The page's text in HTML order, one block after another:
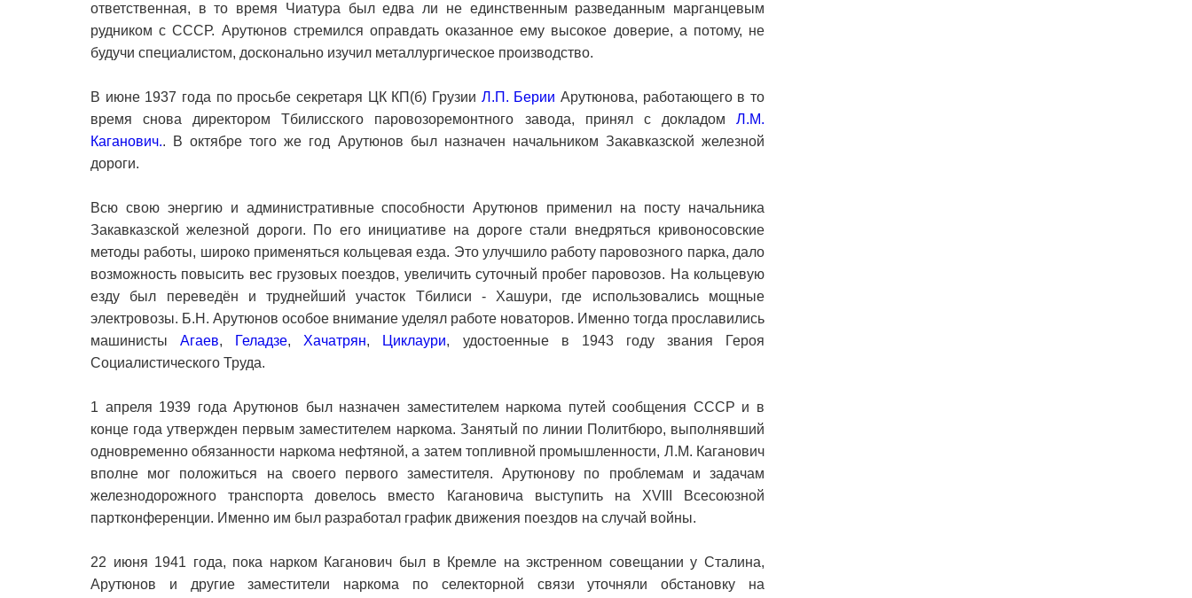
ответственная, в то время Чиатура был едва ли не единственным разведанным марганцевым
рудником с СССР. Арутюнов стремился оправдать оказанное ему высокое доверие, а потому, не
будучи специалистом, досконально изучил металлургическое производство.
В июне 1937 года по просьбе секретаря ЦК КП(б) Грузии Л.П. Берии Арутюнова, работающего в то
время снова директором Тбилисского паровозоремонтного завода, принял с докладом Л.М.
Каганович.. В октябре того же год Арутюнов был назначен начальником Закавказской железной
дороги.
Всю свою энергию и административные способности Арутюнов применил на посту начальника
Закавказской железной дороги. По его инициативе на дороге стали внедряться кривоносовские
методы работы, широко применяться кольцевая езда. Это улучшило работу паровозного парка, дало
возможность повысить вес грузовых поездов, увеличить суточный пробег паровозов. На кольцевую
езду был переведён и труднейший участок Тбилиси - Хашури, где использовались мощные
электровозы. Б.Н. Арутюнов особое внимание уделял работе новаторов. Именно тогда прославились
машинистыАгаев, Геладзе, Хачатрян, Циклаури, удостоенные в 1943 году звания Героя
Социалистического Труда.
1 апреля 1939 года Арутюнов был назначен заместителем наркома путей сообщения СССР и в
конце года утвержден первым заместителем наркома. Занятый по линии Политбюро, выполнявший
одновременно обязанности наркома нефтяной, а затем топливной промышленности, Л.М. Каганович
вполне мог положиться на своего первого заместителя. Арутюнову по проблемам и задачам
железнодорожного транспорта довелось вместо Кагановича выступить на XVIII Всесоюзной
партконференции. Именно им был разработал график движения поездов на случай войны.
22 июня 1941 года, пока нарком Каганович был в Кремле на экстренном совещании у Сталина,
Арутюнов и другие заместители наркома по селекторной связи уточняли обстановку на